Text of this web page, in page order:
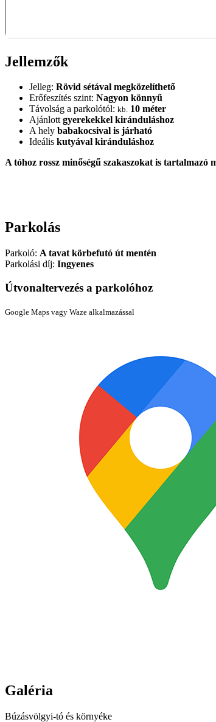
Jellemzők
Jelleg: Rövid sétával megközelíthető
Erőfeszítés szint: Nagyon könnyű
Távolság a parkolótól: kb. 10 méter
Ajánlottgyerekekkel kiránduláshoz
A hely babakocsival is járható
Ideális kutyával kiránduláshoz
A tóhoz rossz minőségű szakaszokat is tartalmazó
Parkolás
Parkoló: A tavat körbefutó út mentén
Parkolási díj: Ingyenes
Útvonaltervezés a parkolóhoz
Google Maps vagy Waze alkalmazással
Galéria
Búzásvölgyi-tó és környéke